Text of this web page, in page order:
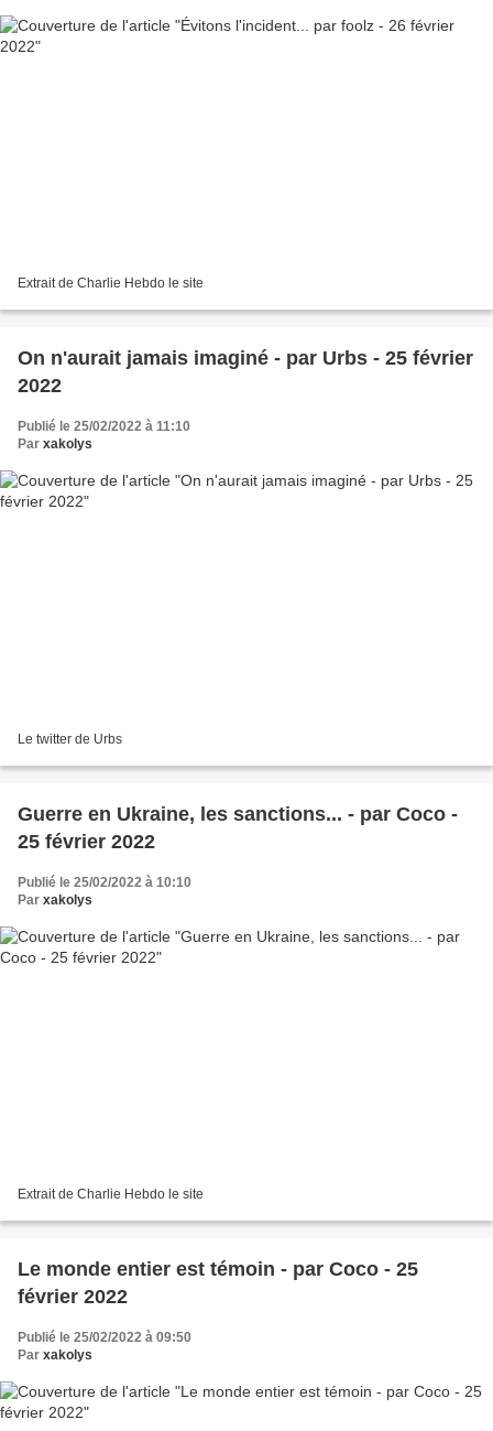
Extrait de Charlie Hebdo le site
On n'aurait jamais imaginé - par Urbs - 25 février
2022
Publié le 25/02/2022 à 11:10
Par xakolys
Le twitter de Urbs
Guerre en Ukraine, les sanctions... - par Coco -
25 février 2022
Publié le 25/02/2022 à 10:10
Par xakolys
Extrait de Charlie Hebdo le site
Le monde entier est témoin - par Coco - 25
février 2022
Publié le 25/02/2022 à 09:50
Par xakolys